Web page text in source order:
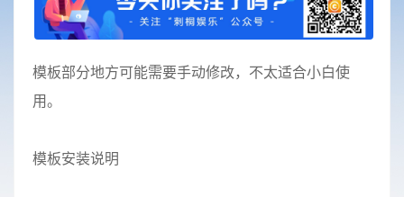
模板部分地方可能需要手动修改，不太适合小白使
用。
模板安装说明